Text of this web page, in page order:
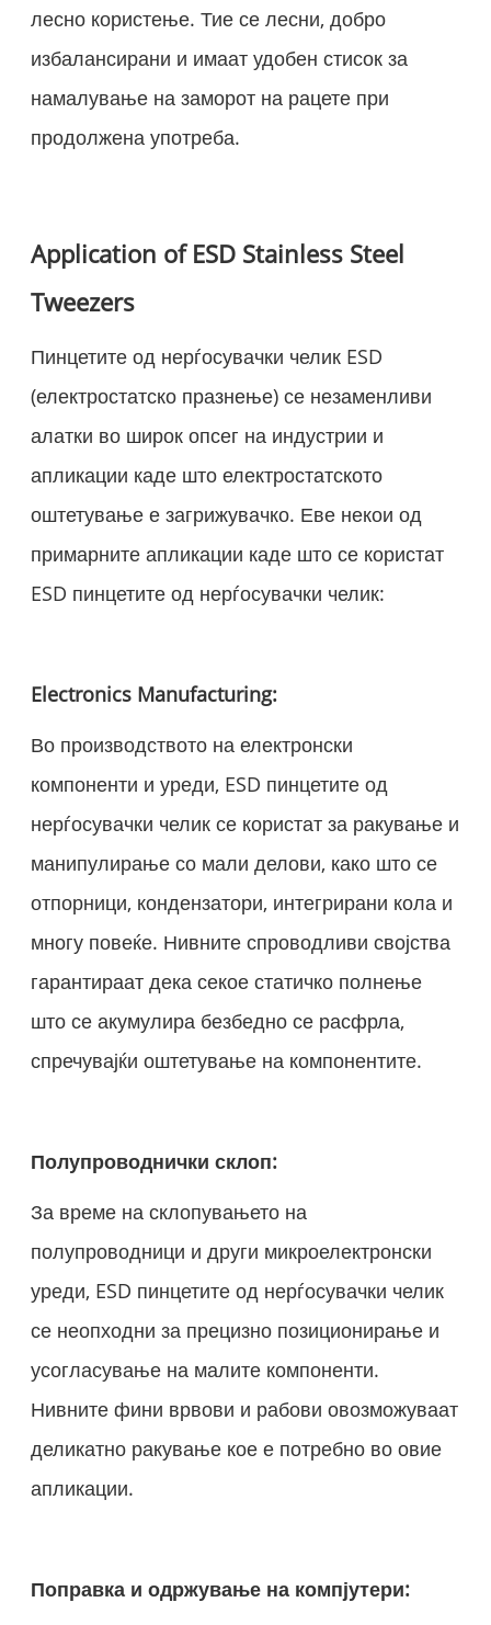
лесно користење. Тие се лесни, добро
избалансирани и имаат удобен стисок за
намалување на заморот на рацете при
продолжена употреба.
Application of ESD Stainless Steel
Tweezers
Пинцетите од нерѓосувачки челик ESD
(електростатско празнење) се незаменливи
алатки во широк опсег на индустрии и
апликации каде што електростатското
оштетување е загрижувачко. Еве некои од
примарните апликации каде што се користат
ESD пинцетите од нерѓосувачки челик:
Electronics Manufacturing:
Во производството на електронски
компоненти и уреди, ESD пинцетите од
нерѓосувачки челик се користат за ракување и
манипулирање со мали делови, како што се
отпорници, кондензатори, интегрирани кола и
многу повеќе. Нивните спроводливи својства
гарантираат дека секое статичко полнење
што се акумулира безбедно се расфрла,
спречувајќи оштетување на компонентите.
Полупроводнички склоп:
За време на склопувањето на
полупроводници и други микроелектронски
уреди, ESD пинцетите од нерѓосувачки челик
се неопходни за прецизно позиционирање и
усогласување на малите компоненти.
Нивните фини врвови и рабови овозможуваат
деликатно ракување кое е потребно во овие
апликации.
Поправка и одржување на компјутери: